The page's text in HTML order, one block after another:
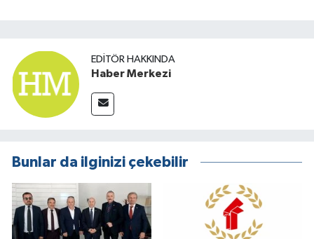
EDITÖR HAKKINDA
Haber Merkezi
Bunlar da ilginizi çekebilir